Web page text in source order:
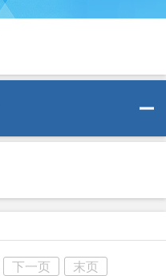
下一页
末页